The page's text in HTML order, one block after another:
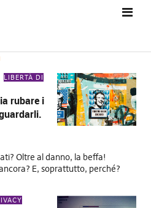
LIBERTÀ DI
rubare i
Oltre al danno, la beffa!
E, soprattutto, perché?